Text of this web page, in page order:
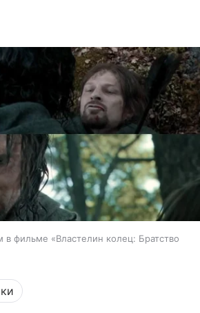
фильме «Властелин колец: Братство